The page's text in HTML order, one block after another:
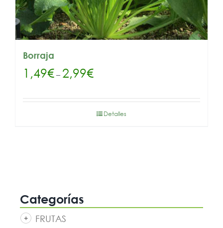
Borraja
1,49€– 2,99€
Detalles
Categorías
FRUTAS